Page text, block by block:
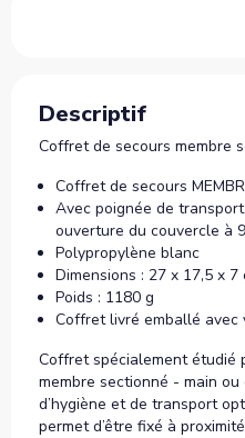
Descriptif
Coffret de secours membre
Coffret de secours
Avec poignée de
ouverture du couvercle à
Polypropylène blanc
Dimensions : 27 x 17,5 x 7
Poids : 1180 g
Coffret livré emballé avec
Coffret spécialement étudié
membre sectionné - main
d’hygiène et de transport
permet d’être fixé à